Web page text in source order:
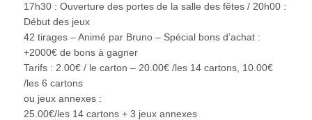
17h30 : Ouverture des portes de la salle des fêtes / 20h00 :
Début des jeux
42 tirages – Animé par Bruno – Spécial bons d’achat :
+2000€ de bons à gagner
Tarifs : 2.00€ / le carton – 20.00€ /les 14 cartons, 10.00€
/les 6 cartons
ou jeux annexes :
25.00€/les 14 cartons + 3 jeux annexes